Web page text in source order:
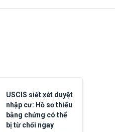
USCIS siết xét duyệt
nhập cư: Hồ sơ thiếu
bằng chứng có thể
bị từ chối ngay